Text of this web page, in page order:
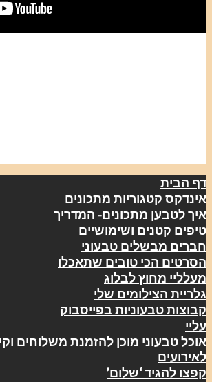
דף הבית
אינדקס קטגוריות מתכונים
איך לטבען מתכונים- המדריך
טיפים קטנים ושימושיים
חברים מבשלים טבעוני
הסרטים הכי טובים שתאכלו
מעלליי מחוץ לבלוג
גלריית הצילומים שלי
קבוצות טבעוניות בפייסבוק
עליי
אוכל טבעוני מוכן להזמנת משלוחים
לאירועים
קפצו להגיד ‘שלום’